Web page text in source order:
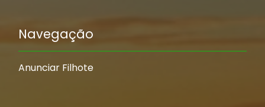
Navegação
Anunciar Filhote